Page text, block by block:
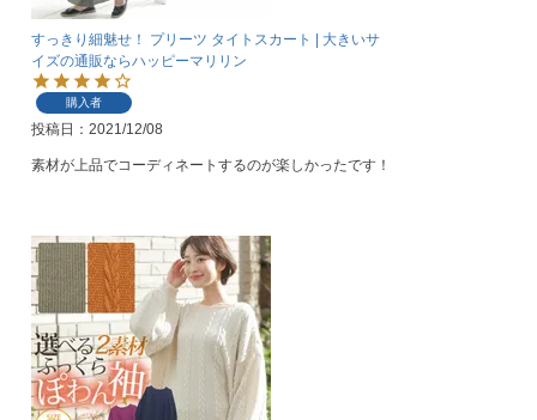
すっきり細魅せ！ プリーツ タイトスカート | 大きいサ
イズの通販ならハッピーマリリン
購入者
投稿日 2021/12/08